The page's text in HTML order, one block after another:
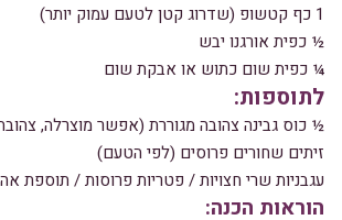
1 כף קטשופ (שדרוג קטן לטעם עמוק יותר)
½ כפית אורגנו יבש
¼ כפית שום כתוש או אבקת שום
לתוספות:
½ כוס גבינה צהובה מגוררת (אפשר מוצרלה,
זיתים שחורים פרוסים (לפי הטעם)
עגבניות שרי חצויות / פטריות פרוסות / תוספת
הוראות הכנה: